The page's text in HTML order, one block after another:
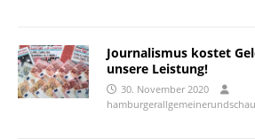
Journalismus kostet
unsere Leistung!
30. November 2020
hamburgerallgemeinerundschau